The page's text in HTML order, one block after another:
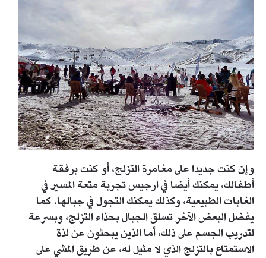
وإن كنت جديدا على مغامرة التزلج، أو كنت برفقة
أطفالك، يمكنك أيضا في ارجيس تجربة متعة المسير في
الغابات الطبيعية، وكذلك يمكنك التجول في جبالها. كما
يفضل البعض الآخر تسلق الجبال بحذاء التزلج، وبسرعة
لتدريب الجسم على ذلك، أما الذين يبحثون عن لذة
الاستمتاع بالتزلج الذي لا مثيل له، عن طريق المشي على